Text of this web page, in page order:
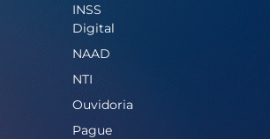
INSS
Digital
NAAD
NTI
Ouvidoria
Pague